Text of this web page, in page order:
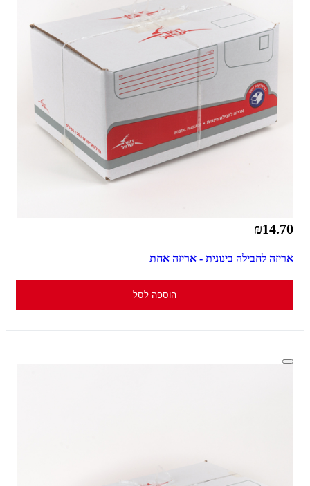
₪14.70
אריזה לחבילה בינונית - אריזה אחת
הוספה לסל